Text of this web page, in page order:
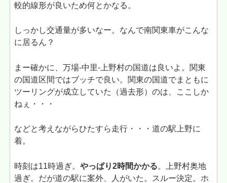
較的線形が良いため何とかなる。
しっかし交通量が多いなー。なんで南関東車がこんな
に居るん？
まー確かに、万場-中里-上野村の国道は良いよ。関東
の国道区間ではブッチで良い。関東の国道でまともに
ツーリングが成立していた（過去形）のは、ここしか
ねぇ・・・
などと考えながらひたすら走行・・・道の駅上野に
着。
時刻は11時過ぎ。やっぱり2時間かかる。上野村奥地
過ぎ。だが道の駅に案外、人がいた。スルー決定。ホ